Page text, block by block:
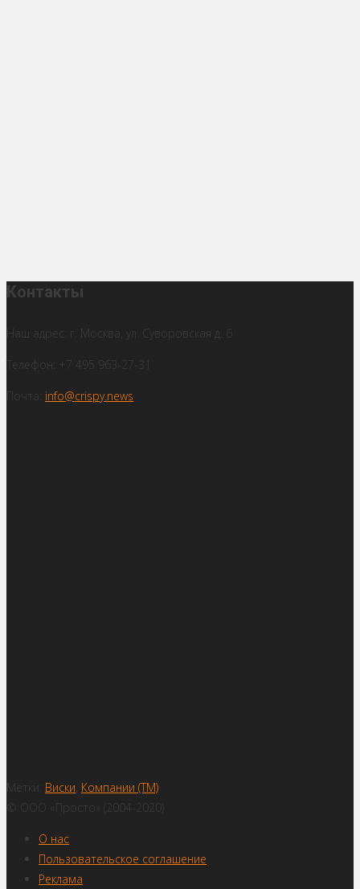
Контакты
Наш адрес: г. Москва, ул. Суворовская д. 6
Телефон: +7 495 963-27-31
Почта: info@crispy.news
Метки: Виски Компании (ТМ)
© ООО «Просто» (2004-2020)
О нас
Пользовательское соглашение
Реклама